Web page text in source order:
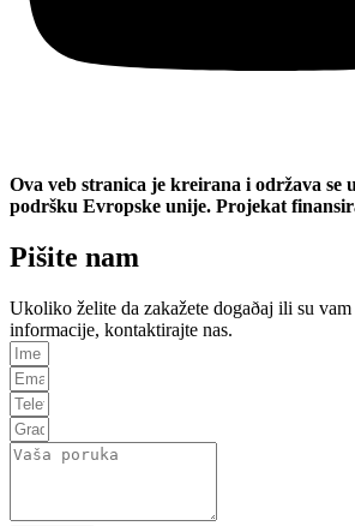
Ova veb stranica je kreirana i održava se
podršku Evropske unije. Projekat
Pišite nam
Ukoliko želite da zakažete dogaðaj ili su vam
informacije, kontaktirajte nas.